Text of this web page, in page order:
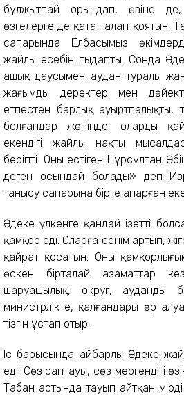
бұлжытпай орындап, өзіне
өзгелерге де қатаң талап қоятын.
сапарында Елбасымыз
жайлы есебін тыңдапты. Сонда
ашық даусымен аудан туралы
жағымды деректер мен
етпестен барлық ауыртпалықты,
болғандар жөнінде, олардың
екендігі жайлы нақты
беріпті. Оны естіген Нұрсұлтан
деген осындай болады» деп
танысу сапарына бірге апарған
Әдекең үлкенге қандай ізетті
қамқор еді. Оларға сенім артып,
қайрат қосатын. Оның
өскен бірталай азаматтар
шаруашылық, округ, ауданды
министрлікте, қалғандары әр
тізгін ұстап отыр.
Іс барысында айбарлы Әдекең
еді. Сөз саптауы, сөз мергендігі
Табан астында тауып айтқан